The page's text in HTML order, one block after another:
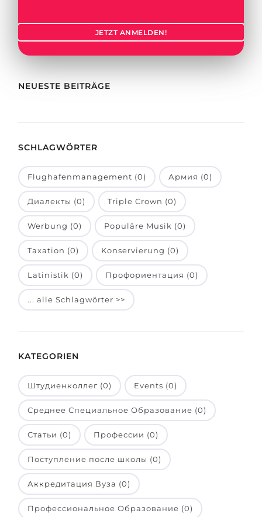
BERUFE
Beispiel-Stellenangebote
Holland-Test
Interessenkarte-Test
RIASEC-Test
Erfolgzu
100%
Unsere Studierenden werden
BERATUNG!
BEWERBEN FÜR FACHRICHTUNG …
Medizin
Physik
BEWERBEN AUS …
Russland
Ukraine
Kasachstan
Aserbaidschan
Armenien
Belarus
Anderes Land
JETZT ANMELDEN!
NEUESTE BEITRÄGE
SCHLAGWÖRTER
Flughafenmanagement (0) Армия (0)
Диалекты (0) Triple Crown (0)
Werbung (0) Populäre Musik (0)
Taxation (0) Konservierung (0)
Latinistik (0) Профориентация (0)
... alle Schlagwörter >>
KATEGORIEN
Штудиенколлег (0) Events (0)
Среднее Специальное Образование (0)
Статьи (0) Профессии (0)
Поступление после школы (0)
Аккредитация Вуза (0)
Профессиональное Образование (0)